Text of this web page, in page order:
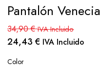
Pantalón Venecia
34,90€ IVA Incluido
24,43 € IVA Incluido
Color